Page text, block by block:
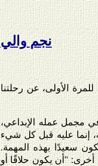
نجم والي
الأولى، عن رحلتنا
مجمل عمله الإبداعي،
إنما عليه قبل كل شيء
سعيدًا بهذه المهمة.
أخرى: "أن يكون حلاقًا أو